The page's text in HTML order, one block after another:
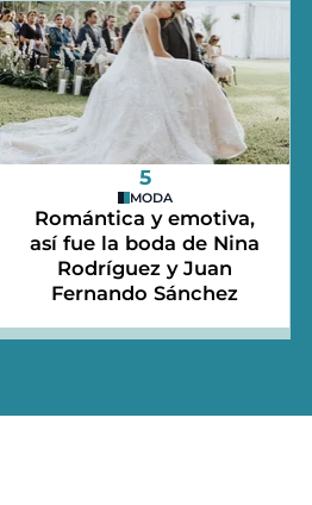
5
MODA
Romántica y emotiva,
así fue la boda de Nina
Rodríguez y Juan
Fernando Sánchez